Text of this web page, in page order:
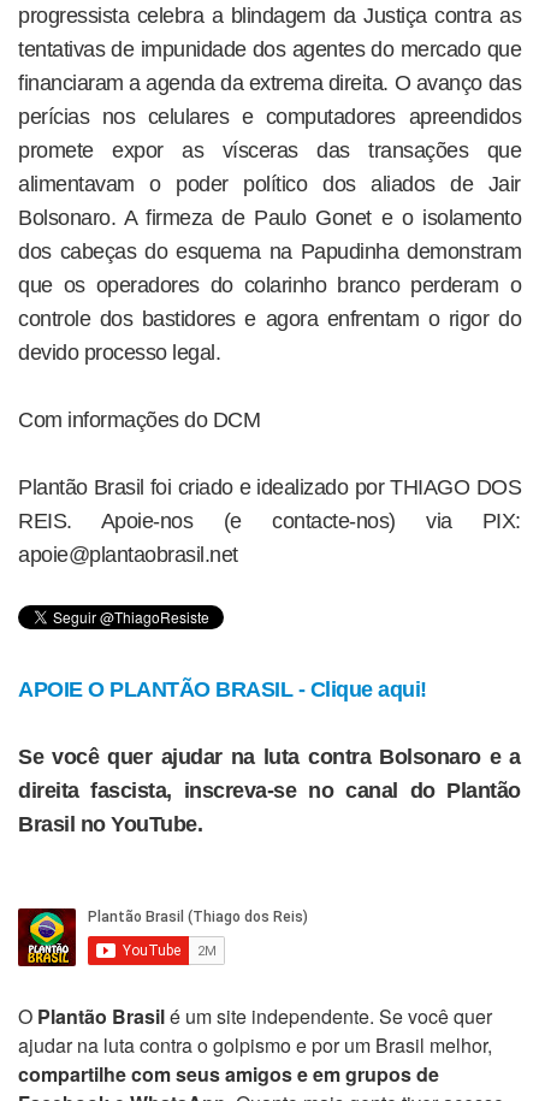
progressista celebra a blindagem da Justiça contra as
tentativas de impunidade dos agentes do mercado que
financiaram a agenda da extrema direita. O avanço das
perícias nos celulares e computadores apreendidos
promete expor as vísceras das transações que
alimentavam o poder político dos aliados de Jair
Bolsonaro. A firmeza de Paulo Gonet e o isolamento
dos cabeças do esquema na Papudinha demonstram
que os operadores do colarinho branco perderam o
controle dos bastidores e agora enfrentam o rigor do
devido processo legal.
Com informações do DCM
Plantão Brasil foi criado e idealizado por THIAGO DOS
REIS. Apoie-nos (e contacte-nos) via PIX:
apoie@plantaobrasil.net
APOIE O PLANTÃO BRASIL - Clique aqui!
Se você quer ajudar na luta contra Bolsonaro e a
direita fascista, inscreva-se no canal do Plantão
Brasil no YouTube.
O Plantão Brasilé um site independente. Se você quer
ajudar na luta contra o golpismo e por um Brasil melhor,
compartilhe com seus amigos e em grupos de